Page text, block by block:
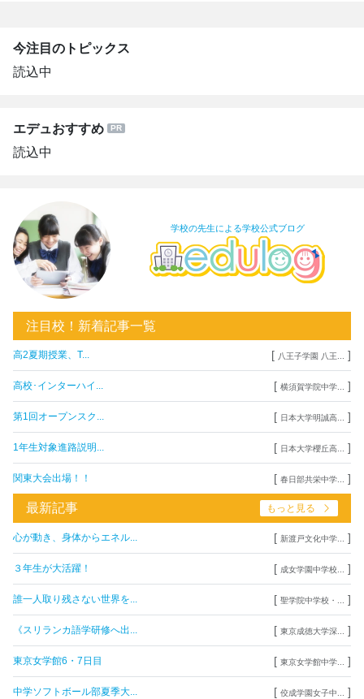
今注目のトピックス
読込中
エデュおすすめ
読込中
学校の先生による学校公式ブログ
注目校！新着記事一覧
高2夏期授業、T... [ 八王子学園 八王... ]
高校･インターハイ... [ 横須賀学院中学... ]
第1回オープンスク... [ 日本大学明誠高... ]
1年生対象進路説明... [ 日本大学櫻丘高... ]
関東大会出場！！ [ 春日部共栄中学... ]
最新記事 もっと見る
心が動き、身体からエネル... [ 新渡戸文化中学... ]
３年生が大活躍！ [ 成女学園中学校... ]
誰一人取り残さない世界を... [ 聖学院中学校・... ]
《スリランカ語学研修へ出... [ 東京成徳大学深... ]
東京女学館6・7日目 [ 東京女学館中学... ]
中学ソフトボール部夏季大... [ 佼成学園女子中... ]